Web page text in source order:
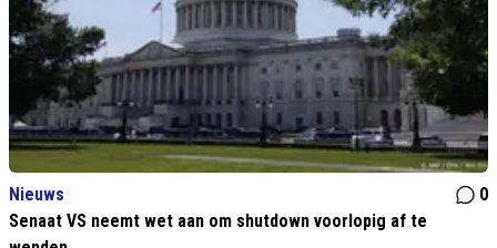
Nieuws
0
Senaat VS neemt wet aan om shutdown voorlopig af te